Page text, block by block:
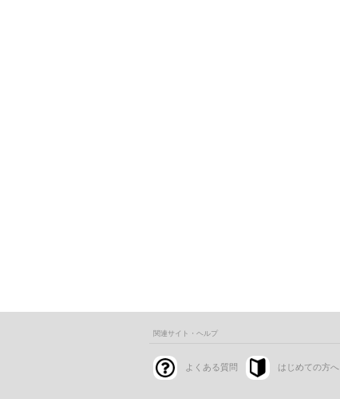
関連サイト・ヘルプ
よくある質問 はじめての方へ